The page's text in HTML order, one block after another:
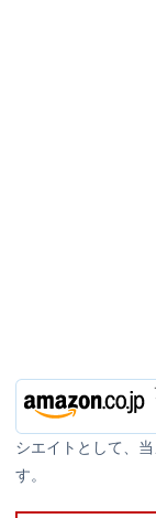
シエイトとして、
す。